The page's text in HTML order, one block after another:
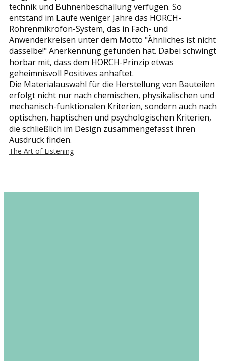
technik und Bühnenbeschallung verfügen. So
entstand im Laufe weniger Jahre das HORCH-
Röhrenmikrofon-System, das in Fach- und
Anwenderkreisen unter dem Motto "Ähnliches ist nicht
dasselbe!" Anerkennung gefunden hat. Dabei schwingt
hörbar mit, dass dem HORCH-Prinzip etwas
geheimnisvoll Positives anhaftet.
Die Materialauswahl für die Herstellung von Bauteilen
erfolgt nicht nur nach chemischen, physikalischen und
mechanisch-funktionalen Kriterien, sondern auch nach
optischen, haptischen und psychologischen Kriterien,
die schließlich im Design zusammengefasst ihren
Ausdruck finden.
The Art of Listening